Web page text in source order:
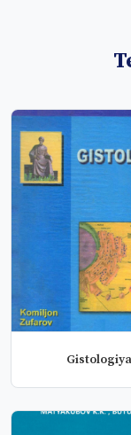
Gistologiya